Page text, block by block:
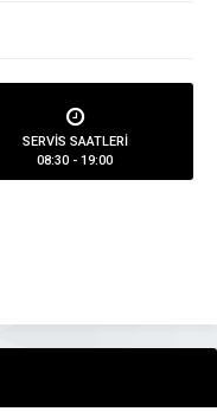
SERVİS SAATLERİ
08:30 - 19:00